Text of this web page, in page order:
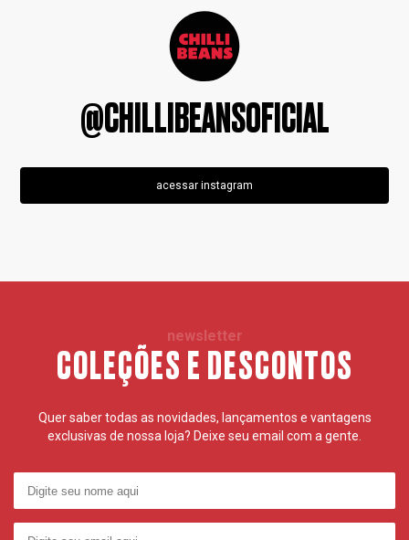
@CHILLIBEANSOFICIAL
acessar instagram
newsletter
COLEÇÕES E DESCONTOS
Quer saber todas as novidades, lançamentos e vantagens
exclusivas de nossa loja? Deixe seu email com a gente.